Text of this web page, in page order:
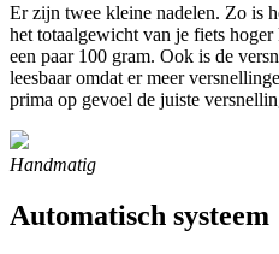
Er zijn twee kleine nadelen. Zo is
het totaalgewicht van je fiets
een paar 100 gram. Ook is de
leesbaar omdat er meer
prima op gevoel de juiste
Handmatig
Automatisch systeem